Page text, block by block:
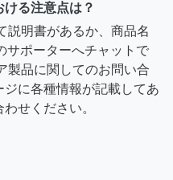
る注意点は？
説明書があるか、商品名
サポーターへチャットで
製品に関してのお問い合
に各種情報が記載してあ
せください。